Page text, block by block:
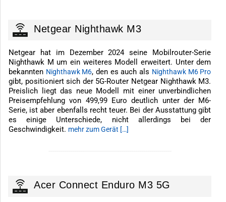
Netgear Nighthawk M3
Netgear hat im Dezember 2024 seine Mobilrouter-Serie
Nighthawk M um ein weiteres Modell erweitert. Unter dem
bekannten Nighthawk M6, den es auch als Nighthawk M6 Pro
gibt, positioniert sich der 5G-Router Netgear Nighthawk M3.
Preislich liegt das neue Modell mit einer unverbindlichen
Preisempfehlung von 499,99 Euro deutlich unter der M6-
Serie, ist aber ebenfalls recht teuer. Bei der Ausstattung gibt
es einige Unterschiede, nicht allerdings bei der
Geschwindigkeit. mehr zum Gerät […]
Acer Connect Enduro M3 5G